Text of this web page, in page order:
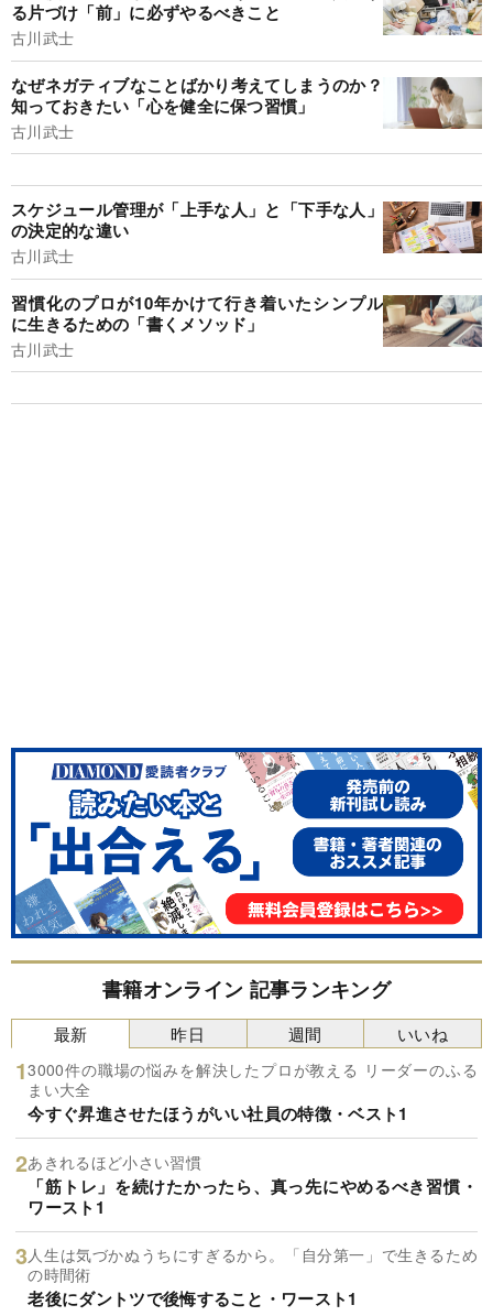
る片づけ「前」に必ずやるべきこと
古川武士
なぜネガティブなことばかり考えてしまうのか？
知っておきたい「心を健全に保つ習慣」
古川武士
スケジュール管理が「上手な人」と「下手な人」
の決定的な違い
古川武士
習慣化のプロが10年かけて行き着いたシンプル
に生きるための「書くメソッド」
古川武士
書籍オンライン 記事ランキング
最新
3000件の職場の悩みを解決したプロが教える リーダーのふる
まい大全
今すぐ昇進させたほうがいい社員の特徴・ベスト1
あきれるほど小さい習慣
「筋トレ」を続けたかったら、真っ先にやめるべき習慣・
ワースト1
人生は気づかぬうちにすぎるから。「自分第一」で生きるため
の時間術
老後にダントツで後悔すること・ワースト1
昨日 週間 いいね